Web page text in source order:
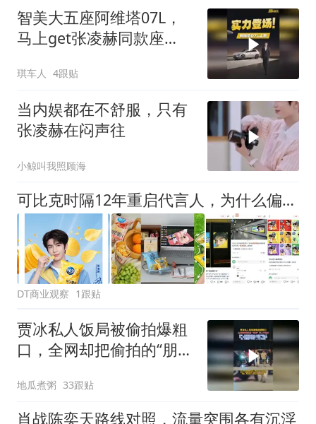
智美大五座阿维塔07L，
马上get张凌赫同款座
琪车人 4跟贴
当内娱都在不舒服，只有
张凌赫在闷声往
小鲸叫我照顾海
可比克时隔12年重启代言人，为什么偏偏是张凌赫？
DT商业观察 1跟贴
贾冰私人饭局被偷拍爆粗
口，全网却把偷拍的“朋
地瓜煮粥 33跟贴
肖战陈奕天路线对照，流量突围各有沉浮